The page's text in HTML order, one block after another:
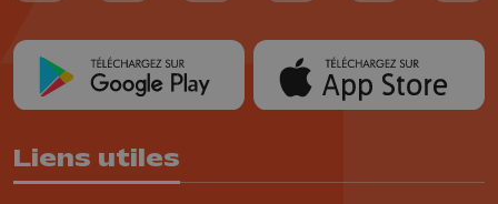
Liens utiles